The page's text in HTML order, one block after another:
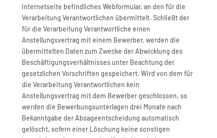
Internetseite befindliches Webformular, an den für die
Verarbeitung Verantwortlichen übermittelt. Schließt der
für die Verarbeitung Verantwortliche einen
Anstellungsvertrag mit einem Bewerber, werden die
übermittelten Daten zum Zwecke der Abwicklung des
Beschäftigungsverhältnisses unter Beachtung der
gesetzlichen Vorschriften gespeichert. Wird von dem für
die Verarbeitung Verantwortlichen kein
Anstellungsvertrag mit dem Bewerber geschlossen, so
werden die Bewerbungsunterlagen drei Monate nach
Bekanntgabe der Absageentscheidung automatisch
gelöscht, sofern einer Löschung keine sonstigen